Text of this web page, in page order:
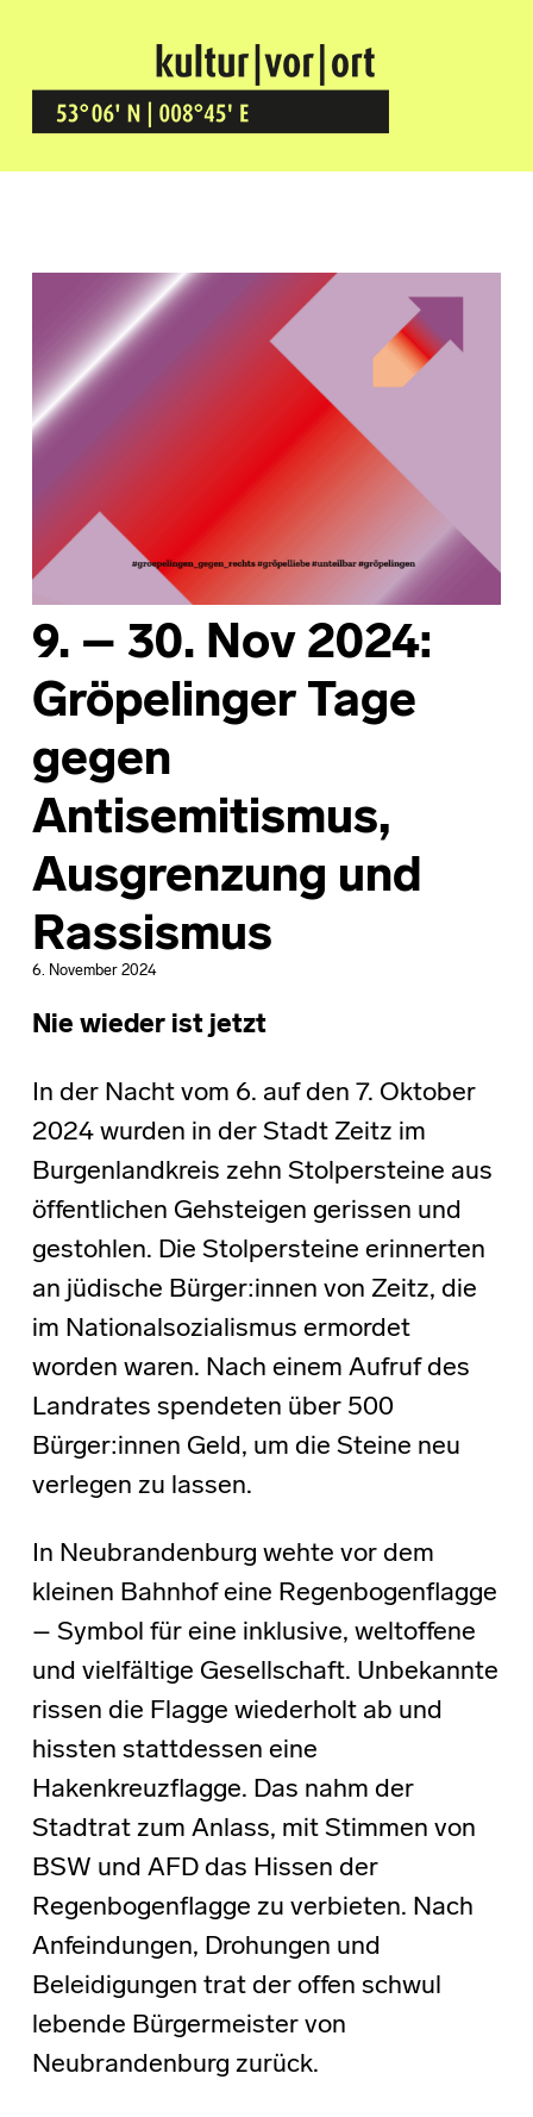
Kultur Vor Ort
BREMEN GRÖPELINGEN
9. – 30. Nov 2024:
Gröpelinger Tage
gegen
Antisemitismus,
Ausgrenzung und
Rassismus
6. November 2024
Nie wieder ist jetzt
In der Nacht vom 6. auf den 7. Oktober
2024 wurden in der Stadt Zeitz im
Burgenlandkreis zehn Stolpersteine aus
öffentlichen Gehsteigen gerissen und
gestohlen. Die Stolpersteine erinnerten
an jüdische Bürger:innen von Zeitz, die
im Nationalsozialismus ermordet
worden waren. Nach einem Aufruf des
Landrates spendeten über 500
Bürger:innen Geld, um die Steine neu
verlegen zu lassen.
In Neubrandenburg wehte vor dem
kleinen Bahnhof eine Regenbogenflagge
– Symbol für eine inklusive, weltoffene
und vielfältige Gesellschaft. Unbekannte
rissen die Flagge wiederholt ab und
hissten stattdessen eine
Hakenkreuzflagge. Das nahm der
Stadtrat zum Anlass, mit Stimmen von
BSW und AFD das Hissen der
Regenbogenflagge zu verbieten. Nach
Anfeindungen, Drohungen und
Beleidigungen trat der offen schwul
lebende Bürgermeister von
Neubrandenburg zurück.